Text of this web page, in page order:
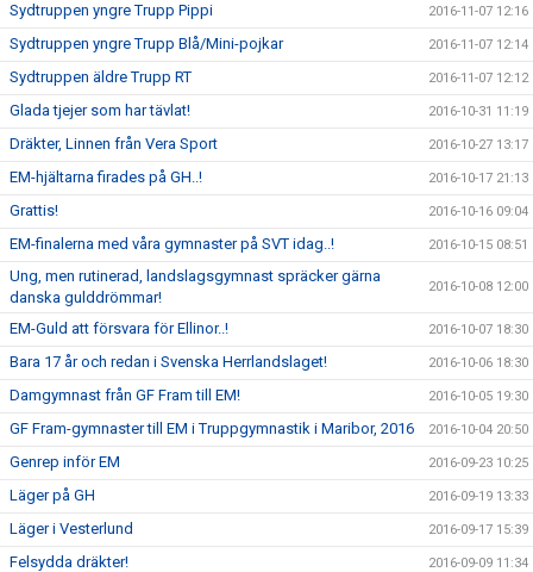
Sydtruppen yngre Trupp Pippi 2016-11-07 12:16
Sydtruppen yngre Trupp Blå/Mini-pojkar 2016-11-07 12:14
Sydtruppen äldre Trupp RT 2016-11-07 12:12
Glada tjejer som har tävlat! 2016-10-31 11:19
Dräkter, Linnen från Vera Sport 2016-10-27 13:17
EM-hjältarna firades på GH..! 2016-10-17 21:13
Grattis! 2016-10-16 09:04
EM-finalerna med våra gymnaster på SVT idag..! 2016-10-15 08:51
Ung, men rutinerad, landslagsgymnast spräcker gärna
danska gulddrömmar!
2016-10-08 12:00
EM-Guld att försvara för Ellinor..! 2016-10-07 18:30
Bara 17 år och redan i Svenska Herrlandslaget! 2016-10-06 18:30
Damgymnast från GF Fram till EM! 2016-10-05 19:30
GF Fram-gymnaster till EM i Truppgymnastik i Maribor, 2016 2016-10-04 20:50
Genrep inför EM 2016-09-23 10:25
Läger på GH 2016-09-19 13:33
Läger i Vesterlund 2016-09-17 15:39
Felsydda dräkter! 2016-09-09 11:34